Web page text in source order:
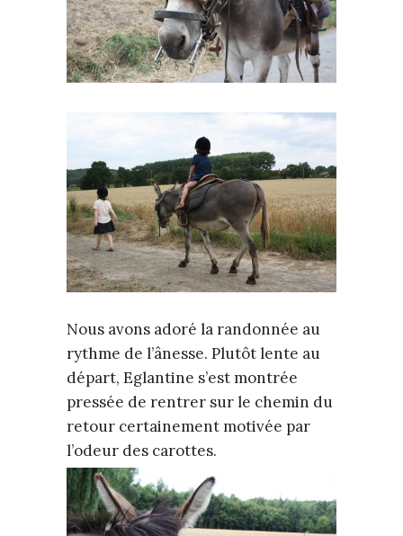
Nous avons adoré la randonnée au
rythme de l’ânesse. Plutôt lente au
départ, Eglantine s’est montrée
pressée de rentrer sur le chemin du
retour certainement motivée par
l’odeur des carottes.